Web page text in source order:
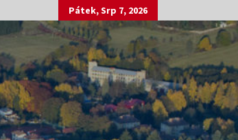
Pátek, Srp 7, 2026